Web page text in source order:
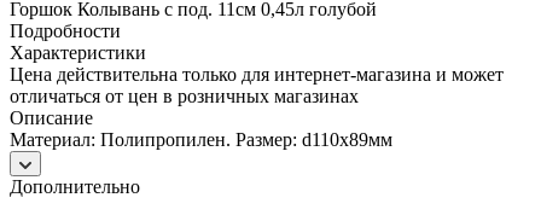
Горшок Колывань с под. 11см 0,45л голубой
Подробности
Характеристики
Цена действительна только для интернет-магазина и может
отличаться от цен в розничных магазинах
Описание
Материал: Полипропилен. Размер: d110x89мм
Дополнительно